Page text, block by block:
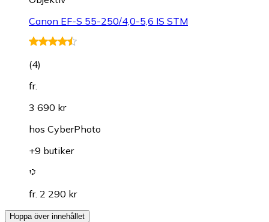
Canon EF-S 55-250/4,0-5,6 IS STM
(4)
fr.
3 690 kr
hos CyberPhoto
+9 butiker
fr. 2 290 kr
Hoppa över innehållet